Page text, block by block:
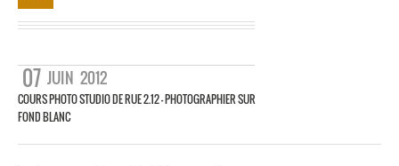
07 JUIN 2012
COURS PHOTO STUDIO DE RUE 2.12 – PHOTOGRAPHIER SUR
FOND BLANC